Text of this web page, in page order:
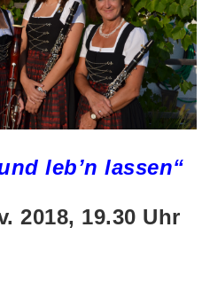
leb’n lassen“
2018, 19.30 Uhr